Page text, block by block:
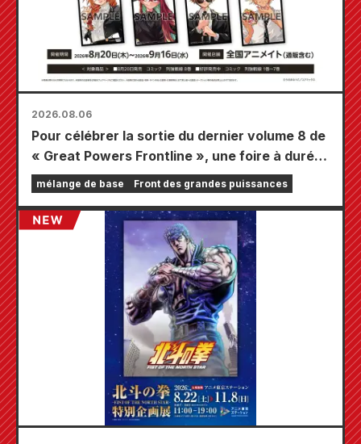
2026.08.06
Pour célébrer la sortie du dernier volume 8 de
« Great Powers Frontline », une foire à durée
limitée se tiendra dans les magasins Animate
à travers le pays à partir du 20 août, où vous
pourrez obtenir une mini-carte spécialement
dessinée (4 types au total) !
mélange de base Front des grandes puissances